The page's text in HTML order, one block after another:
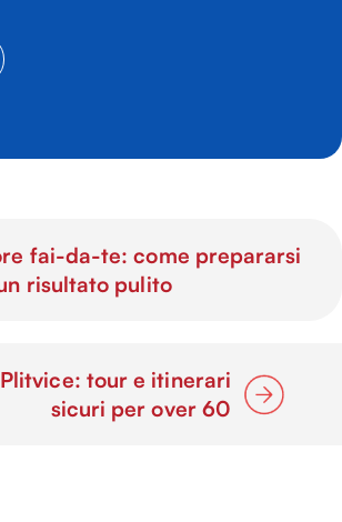
fai-da-te: come prepararsi
risultato pulito
tour e itinerari
sicuri per over 60